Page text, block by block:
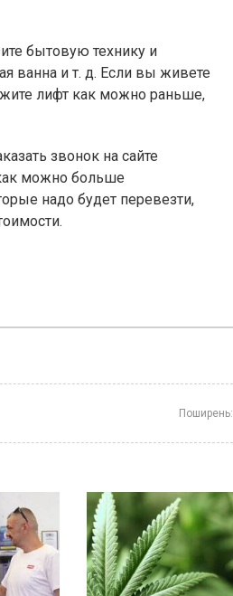
бытовую технику и
ванна и т. д. Если вы живете
лифт как можно раньше,
звонок на сайте
можно больше
надо будет перевезти,
Поширень: